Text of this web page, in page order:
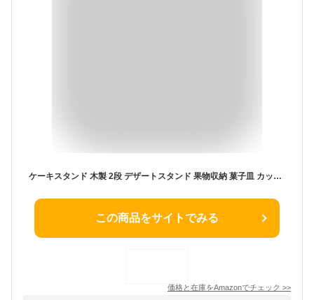
ケーキスタンド 木製 2段 デザートスタンド 果物収納 菓子皿 カップケーキスタンド 果物トレイ お菓子 果物 ケーキ アフタヌーンティー パーティー 誕生日 北欧 結婚式 ナチュラル
この商品をサイトでみる
価格と在庫をAmazonでチェック >>